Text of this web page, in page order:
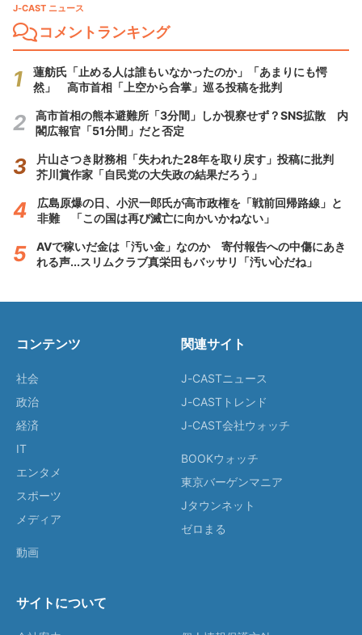
J-CAST ニュース
コメントランキング
蓮舫氏「止める人は誰もいなかったのか」「あまりにも愕
然」 高市首相「上空から合掌」巡る投稿を批判
高市首相の熊本避難所「3分間」しか視察せず？SNS拡散 内
閣広報官「51分間」だと否定
片山さつき財務相「失われた28年を取り戻す」投稿に批判
芥川賞作家「自民党の大失政の結果だろう」
広島原爆の日、小沢一郎氏が高市政権を「戦前回帰路線」と
非難 「この国は再び滅亡に向かいかねない」
AVで稼いだ金は「汚い金」なのか 寄付報告への中傷にあき
れる声...スリムクラブ真栄田もバッサリ「汚い心だね」
コンテンツ
社会
政治
経済
IT
エンタメ
スポーツ
メディア
動画
関連サイト
J-CASTニュース
J-CASTトレンド
J-CAST会社ウォッチ
BOOKウォッチ
東京バーゲンマニア
Jタウンネット
ゼロまる
サイトについて